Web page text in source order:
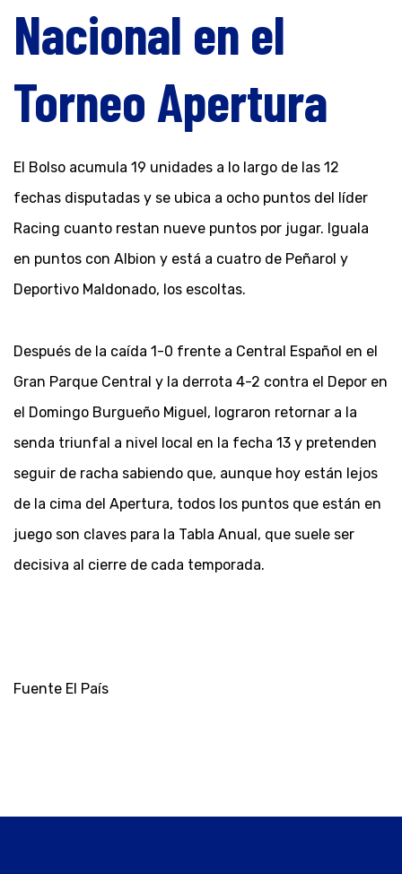
Nacional en el
Torneo Apertura
El Bolso acumula 19 unidades a lo largo de las 12
fechas disputadas y se ubica a ocho puntos del líder
Racing cuanto restan nueve puntos por jugar. Iguala
en puntos con Albion y está a cuatro de Peñarol y
Deportivo Maldonado, los escoltas.
Después de la caída 1-0 frente a Central Español en el
Gran Parque Central y la derrota 4-2 contra el Depor en
el Domingo Burgueño Miguel, lograron retornar a la
senda triunfal a nivel local en la fecha 13 y pretenden
seguir de racha sabiendo que, aunque hoy están lejos
de la cima del Apertura, todos los puntos que están en
juego son claves para la Tabla Anual, que suele ser
decisiva al cierre de cada temporada.
Fuente El País